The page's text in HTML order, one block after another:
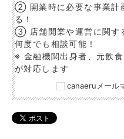
② 開業時に必要な事業計
る！
③ 店舗開業や運営に関す
何度でも相談可能！
※ 金融機関出身者、元飲
が対応します
canaeruメール